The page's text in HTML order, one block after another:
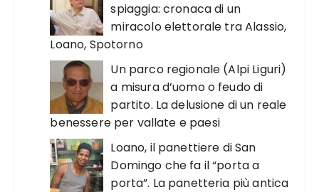
spiaggia: cronaca di un
miracolo elettorale tra Alassio,
Loano, Spotorno
Un parco regionale (Alpi Liguri)
a misura d’uomo o feudo di
partito. La delusione di un reale
benessere per vallate e paesi
Loano, il panettiere di San
Domingo che fa il “porta a
porta”. La panetteria più antica